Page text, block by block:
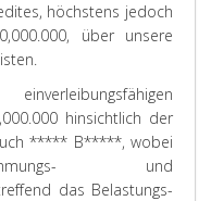
höchstens jedoch
über unsere
hinsichtlich der
***** B*****, wobei
und
das Belastungs-